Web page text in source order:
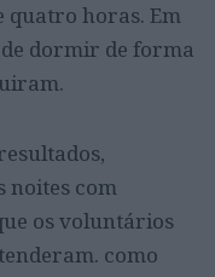
quatro horas. Em
dormir de forma
noites com
os voluntários
como